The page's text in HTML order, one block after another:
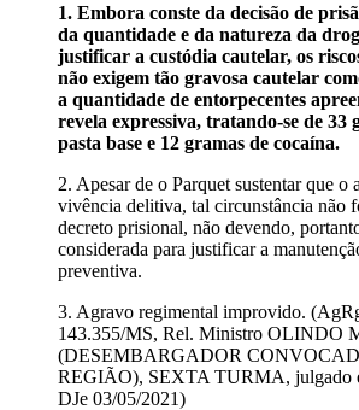
1. Embora conste da decisão de
da quantidade e da natureza da
justificar a custódia cautelar, os
não exigem tão gravosa cautelar
a quantidade de entorpecentes
revela expressiva, tratando-se de 33
pasta base e 12 gramas de cocaína.
2. Apesar de o Parquet sustentar que o
vivência delitiva, tal circunstância não
decreto prisional, não devendo,
considerada para justificar a
preventiva.
3. Agravo regimental improvido.
143.355/MS, Rel. Ministro OLINDO
(DESEMBARGADOR
REGIÃO), SEXTA TURMA, julgado
DJe 03/05/2021)